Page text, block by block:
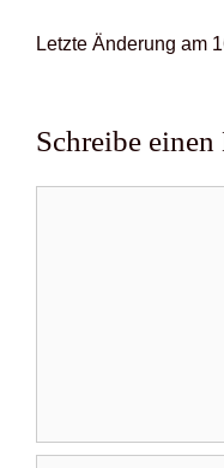
Letz­te Ände­rung am
Schreibe